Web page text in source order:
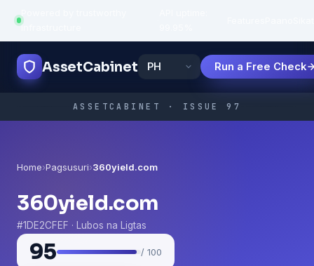
infrastructure
AssetCabinet Run a Free Check
ASSETCABINET · ISSUE 97
Home›Pagsusuri›360yield.com
360yield.com
#1DE2CFEF · Lubos na Ligtas
95 / 100